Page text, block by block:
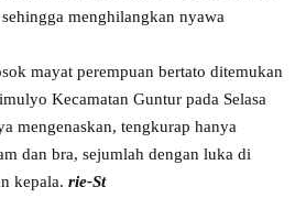
menghilangkan nyawa
mayat perempuan bertato ditemukan
Kecamatan Guntur pada Selasa
mengenaskan, tengkurap hanya
dan bra, sejumlah dengan luka di
kepala. rie-St